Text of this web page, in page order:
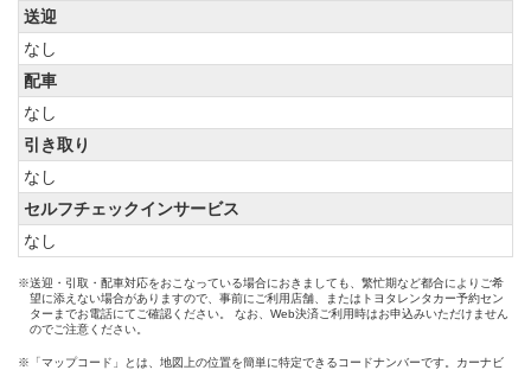
送迎
なし
配車
なし
引き取り
なし
セルフチェックインサービス
なし
※送迎・引取・配車対応をおこなっている場合におきましても、繁忙期など都合によりご希
望に添えない場合がありますので、事前にご利用店舗、またはトヨタレンタカー予約セン
ターまでお電話にてご確認ください。 なお、Web決済ご利用時はお申込みいただけません
のでご注意ください。
※「マップコード」とは、地図上の位置を簡単に特定できるコードナンバーです。カーナビ